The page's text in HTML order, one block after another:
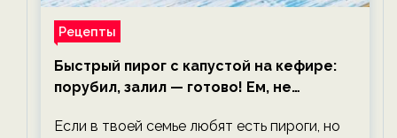
Рецепты
Быстрый пирог с капустой на кефире:
порубил, залил — готово! Ем, не
Если в твоей семье любят есть пироги, но